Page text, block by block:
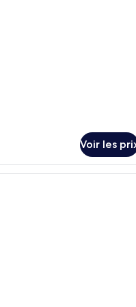
Voir les
Une chambre d’hôtel